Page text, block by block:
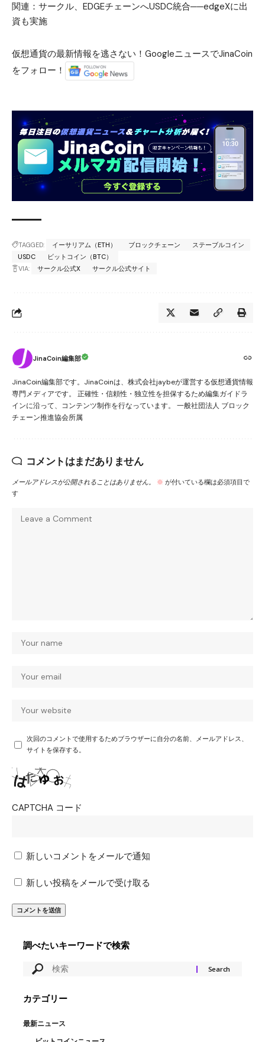
関連： サークル、EDGEチェーンへUSDC統合──edgeXに出
資も実施
仮想通貨の最新情報を逃さない！GoogleニュースでJinaCoin
をフォロー！
TAGGED: イーサリアム（ETH） ブロックチェーン
ステーブルコイン
USDC
ビットコイン（BTC）
VIA:
サークル公式X サークル公式サイト
JinaCoin編集部
JinaCoin編集部です。JinaCoinは、株式会社jaybeが運営する仮想通貨情報
専門メディアです。 正確性・信頼性・独立性を担保するため編集ガイドラ
インに沿って、コンテンツ制作を行なっています。 一般社団法人 ブロック
チェーン推進協会所属
コメントはまだありません
メールアドレスが公開されることはありません。 ※ が付いている欄は必須項目で
す
次回のコメントで使用するためブラウザーに自分の名前、メールアドレス、
サイトを保存する。
CAPTCHA コード
新しいコメントをメールで通知
新しい投稿をメールで受け取る
調べたいキーワードで検索
カテゴリー
最新ニュース